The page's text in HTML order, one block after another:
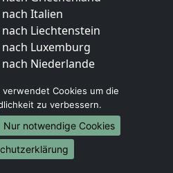
Italien
Liechtenstein
Luxemburg
Niederlande
nach Berlin
Hamburg
München
Cookies um die
zu verbessern.
Nur notwendige Cookies